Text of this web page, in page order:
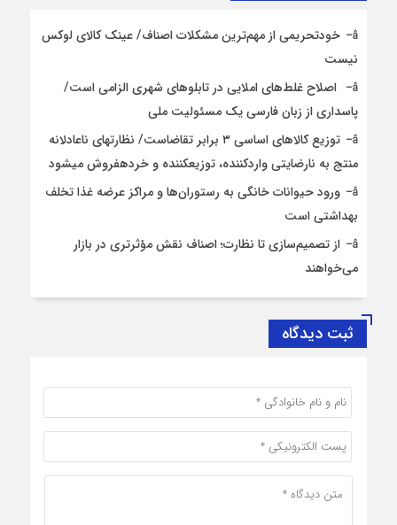
خودتحریمی از مهم‌ترین مشکلات اصناف/ عینک کالای لوکس
نیست
اصلاح غلط‌های املایی در تابلوهای شهری الزامی است/
پاسداری از زبان فارسی یک مسئولیت ملی
توزیع کالاهای اساسی ۳ برابر تقاضاست/ نظارت‎های ناعادلانه
منتج به نارضایتی واردکننده، توزیع‎کننده و خرده‎فروش می‎شود
ورود حیوانات خانگی به رستوران‌ها و مراکز عرضه غذا تخلف
بهداشتی است
از تصمیم‌سازی تا نظارت؛ اصناف نقش مؤثرتری در بازار
می‌خواهند
ثبت دیدگاه